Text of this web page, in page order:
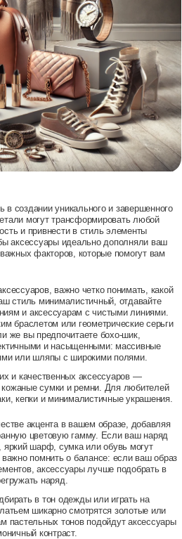
создании уникального и завершенного
могут трансформировать любой
и привнести в стиль элементы
аксессуары идеально дополняли ваш
факторов, которые помогут вам
важно четко понимать, какой
стиль минималистичный, отдавайте
и аксессуарам с чистыми линиями.
браслетом или геометрические серьги
же вы предпочитаете бохо-шик,
и насыщенными: массивные
или шляпы с широкими полями.
и качественных аксессуаров —
сумки и ремни. Для любителей
кепки и минималистичные украшения.
акцента в вашем образе, добавляя
цветовую гамму. Если ваш наряд
яркий шарф, сумка или обувь могут
помнить о балансе: если ваш образ
аксессуары лучше подобрать в
наряд.
в тон одежды или играть на
шикарно смотрятся золотые или
пастельных тонов подойдут аксессуары
контраст.